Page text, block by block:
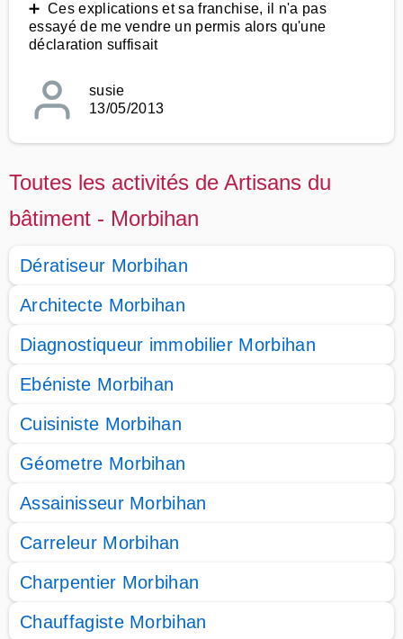
➕ Ces explications et sa franchise, il n'a pas
essayé de me vendre un permis alors qu'une
déclaration suffisait
susie
13/05/2013
Toutes les activités de Artisans du
bâtiment - Morbihan
Dératiseur Morbihan
Architecte Morbihan
Diagnostiqueur immobilier Morbihan
Ebéniste Morbihan
Cuisiniste Morbihan
Géometre Morbihan
Assainisseur Morbihan
Carreleur Morbihan
Charpentier Morbihan
Chauffagiste Morbihan